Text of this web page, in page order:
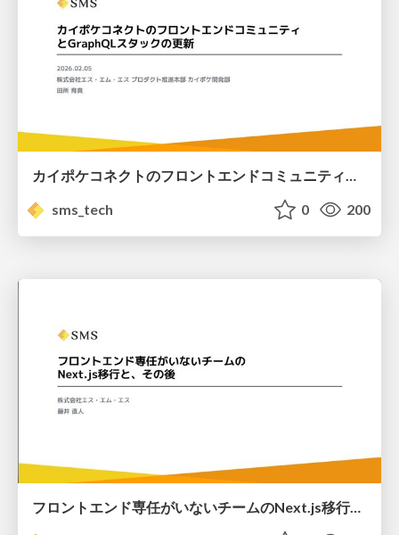
カイポケコネクトのフロントエンドコミュニティとGraphQLスタックの更新/advancing-the-graphql-stack-update-in-the-frontend-community
sms_tech
0 200
フロントエンド専任がいないチームのNext.js移行と、その後/Renewal to Next.js for a team without a dedicated front-end developer, and what happened next